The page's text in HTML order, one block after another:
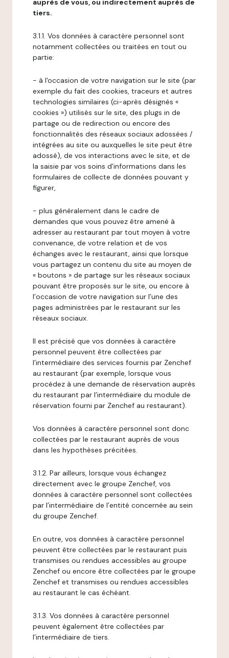
auprès de vous, ou indirectement auprès de
tiers.
3.1.1. Vos données à caractère personnel sont
notamment collectées ou traitées en tout ou
partie:
- à l'occasion de votre navigation sur le site (par
exemple du fait des cookies, traceurs et autres
technologies similaires (ci-après désignés «
cookies ») utilisés sur le site, des plugs in de
partage ou de redirection ou encore des
fonctionnalités des réseaux sociaux adossées /
intégrées au site ou auxquelles le site peut être
adossé), de vos interactions avec le site, et de
la saisie par vos soins d'informations dans les
formulaires de collecte de données pouvant y
figurer,
- plus généralement dans le cadre de
demandes que vous pouvez être amené à
adresser au restaurant par tout moyen à votre
convenance, de votre relation et de vos
échanges avec le restaurant, ainsi que lorsque
vous partagez un contenu du site au moyen de
« boutons » de partage sur les réseaux sociaux
pouvant être proposés sur le site, ou encore à
l’occasion de votre navigation sur l’une des
pages administrées par le restaurant sur les
réseaux sociaux.
Il est précisé que vos données à caractère
personnel peuvent être collectées par
l’intermédiaire des services fournis par Zenchef
au restaurant (par exemple, lorsque vous
procédez à une demande de réservation auprès
du restaurant par l’intermédiaire du module de
réservation fourni par Zenchef au restaurant).
Vos données à caractère personnel sont donc
collectées par le restaurant auprès de vous
dans les hypothèses précitées.
3.1.2. Par ailleurs, lorsque vous échangez
directement avec le groupe Zenchef, vos
données à caractère personnel sont collectées
par l’intermédiaire de l’entité concernée au sein
du groupe Zenchef.
En outre, vos données à caractère personnel
peuvent être collectées par le restaurant puis
transmises ou rendues accessibles au groupe
Zenchef ou encore être collectées par le groupe
Zenchef et transmises ou rendues accessibles
au restaurant le cas échéant.
3.1.3. Vos données à caractère personnel
peuvent également être collectées par
l’intermédiaire de tiers.